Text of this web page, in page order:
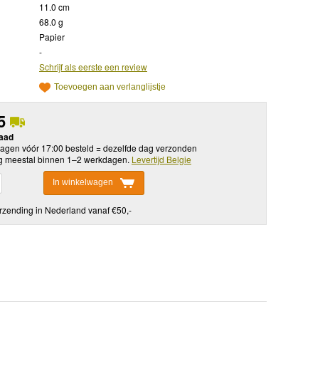
11.0 cm
68.0 g
Papier
-
Schrijf als eerste een review
Toevoegen aan verlanglijstje
vóór 17:00 besteld = dezelfde dag verzonden
meestal binnen 1–2 werkdagen. Levertijd Belgie
In winkelwagen
in Nederland vanaf €50,-